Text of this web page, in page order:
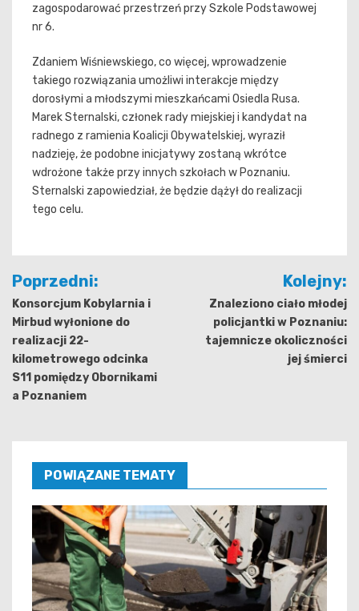
zagospodarować przestrzeń przy Szkole Podstawowej
nr 6.
Zdaniem Wiśniewskiego, co więcej, wprowadzenie
takiego rozwiązania umożliwi interakcje między
dorosłymi a młodszymi mieszkańcami Osiedla Rusa.
Marek Sternalski, członek rady miejskiej i kandydat na
radnego z ramienia Koalicji Obywatelskiej, wyraził
nadzieję, że podobne inicjatywy zostaną wkrótce
wdrożone także przy innych szkołach w Poznaniu.
Sternalski zapowiedział, że będzie dążył do realizacji
tego celu.
Nawigacja
wpisu
Poprzedni:
Konsorcjum Kobylarnia i
Mirbud wyłonione do
realizacji 22-
kilometrowego odcinka
S11 pomiędzy Obornikami
a Poznaniem
Kolejny:
Znaleziono ciało młodej
policjantki w Poznaniu:
tajemnicze okoliczności
jej śmierci
POWIĄZANE TEMATY